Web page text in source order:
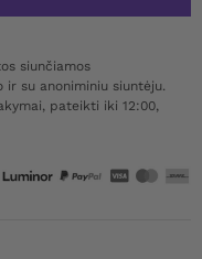
siunčiamos
su anoniminiu siuntėju.
pateikti iki 12:00,